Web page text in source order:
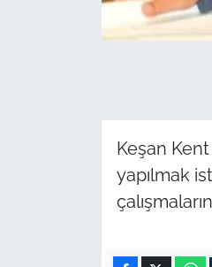
Keşan
yapılmak
İş Dünyası
Canlı Maç